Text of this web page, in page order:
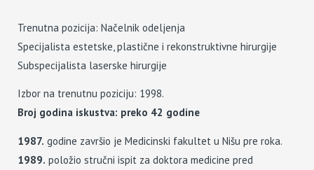
Trenutna pozicija: Načelnik odeljenja
Specijalista estetske, plastične i rekonstruktivne hirurgije
Subspecijalista laserske hirurgije
Izbor na trenutnu poziciju: 1998.
Broj godina iskustva: preko 42 godine
1987. godine završio je Medicinski fakultet u Nišu pre roka.
1989. položio stručni ispit za doktora medicine pred